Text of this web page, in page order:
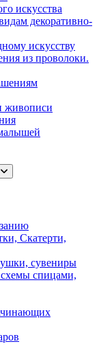
искусства
декоративно-
искусству
из проволоки.
живописи
Скатерти,
сувениры
спицами,